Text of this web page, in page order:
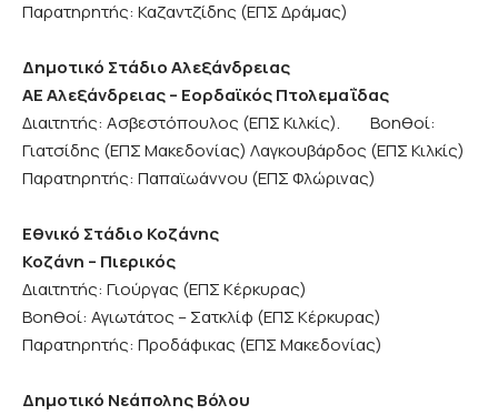
Παρατηρητής: Καζαντζίδης (ΕΠΣ Δράμας)
Δημοτικό Στάδιο Αλεξάνδρειας
ΑΕ Αλεξάνδρειας – Εορδαϊκός Πτολεμαΐδας
Διαιτητής: Ασβεστόπουλος (ΕΠΣ Κιλκίς). Βοηθοί:
Γιατσίδης (ΕΠΣ Μακεδονίας) Λαγκουβάρδος (ΕΠΣ Κιλκίς)
Παρατηρητής: Παπαϊωάννου (ΕΠΣ Φλώρινας)
Εθνικό Στάδιο Κοζάνης
Κοζάνη – Πιερικός
Διαιτητής: Γιούργας (ΕΠΣ Κέρκυρας)
Βοηθοί: Αγιωτάτος – Σατκλίφ (ΕΠΣ Κέρκυρας)
Παρατηρητής: Προδάφικας (ΕΠΣ Μακεδονίας)
Δημοτικό Νεάπολης Βόλου